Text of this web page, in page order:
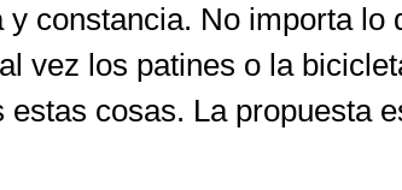
constancia. No importa
vez los patines o la
cosas. La propuesta